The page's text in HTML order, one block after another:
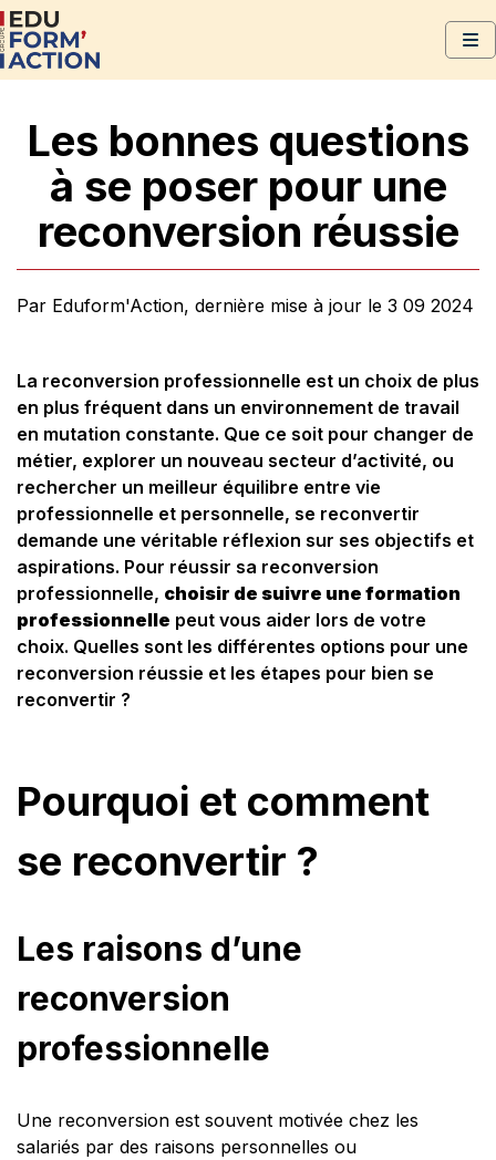
Les bonnes questions
à se poser pour une
reconversion réussie
Par Eduform'Action, dernière mise à jour le 3 09 2024
La reconversion professionnelle est un choix de plus
en plus fréquent dans un environnement de travail
en mutation constante. Que ce soit pour changer de
métier, explorer un nouveau secteur d’activité, ou
rechercher un meilleur équilibre entre vie
professionnelle et personnelle, se reconvertir
demande une véritable réflexion sur ses objectifs et
aspirations. Pour réussir sa reconversion
professionnelle, choisir de suivre une formation
professionnelle peut vous aider lors de votre
choix. Quelles sont les différentes options pour une
reconversion réussie et les étapes pour bien se
reconvertir ?
Pourquoi et comment
se reconvertir ?
Les raisons d’une
reconversion
professionnelle
Une reconversion est souvent motivée chez les
salariés par des raisons personnelles ou